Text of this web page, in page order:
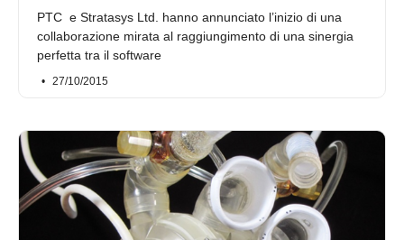
PTC e Stratasys Ltd. hanno annunciato l’inizio di una
collaborazione mirata al raggiungimento di una sinergia
perfetta tra il software
27/10/2015